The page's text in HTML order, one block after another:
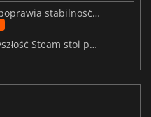
Nowa aktualizacja w Palworld poprawia stabilność Sunreach i walk z bossami
Projekt Helix znów w grze, przyszłość Steam stoi pod znakiem zapytania